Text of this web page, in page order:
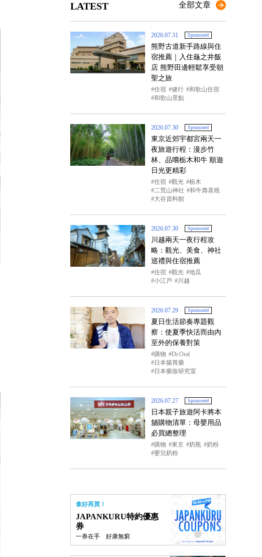
LATEST 全部文章
2026.07.31 Sponsored
熊野古道新手路線與住
宿推薦｜入住龜之井飯
店 熊野田邊輕鬆享受朝
聖之旅
住宿 健行
和歌山住宿
和歌山景點
2026.07.30 Sponsored
東京近郊宇都宮兩天一
夜旅遊行程：漫步竹
林、品嚐栃木和牛 順遊
日光更精彩
住宿 觀光
栃木
二荒山神社
和牛壽喜燒
大谷資料館
2026.07.30 Sponsored
川越兩天一夜行程攻
略：觀光、美食、神社
巡禮與住宿推薦
住宿 觀光
地瓜
小江戶
川越
2026.07.29 Sponsored
夏日生活節奏專題觀
察：使夏季快活而由內
至外的保養對策
購物
Dr.Oral
日本腸胃藥
日本藥妝研究室
2026.07.27 Sponsored
日本親子旅遊阿卡將本
舖購物清單：母嬰用品
必買總整理
購物 東京 奶瓶
奶粉
嬰兒奶粉
拿好再買！
JAPANKURU特約優惠
券
一券在手 好康無窮